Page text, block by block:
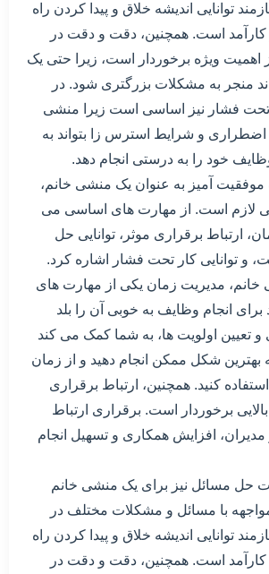
توانایی اندیشه خلاق و پیدا کردن راه
است. همچنین، دقت و دقت در
اهمیت ویژه برخوردار است، زیرا حتی یک
منجر به مشکلات بزرگتری شود. در
تحت فشار نیز اساسی است زیرا منشی
اضطراری و شرایط استرس زا بتواند به
خود را به درستی انجام دهد.
موفقیت آمیز به عنوان یک منشی خانم،
لازم است. از مهارت های اساسی می
ارتباط برقراری موثر، توانایی حل
و توانایی کار تحت فشار اشاره کرد.
خانم، مدیریت زمان یکی از مهارت های
برای انجام وظایف به خوبی آن را بلد
و تعیین اولویت ها، به شما کمک می کند
بهترین شکل ممکن انجام دهید و از زمان
کنید. همچنین، ارتباط برقراری
برخوردار است. برقراری ارتباط
افزایش همکاری و تسهیل انجام
حل مسائل نیز برای یک منشی خانم
با مسائل و مشکلات مختلف در
توانایی اندیشه خلاق و پیدا کردن راه
است. همچنین، دقت و دقت در